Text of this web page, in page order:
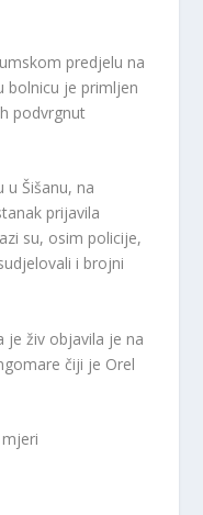
predjelu na
bolnicu je primljen
podvrgnut
u Šišanu, na
prijavila
su, osim policije,
i brojni
je živ objavila je na
čiji je Orel